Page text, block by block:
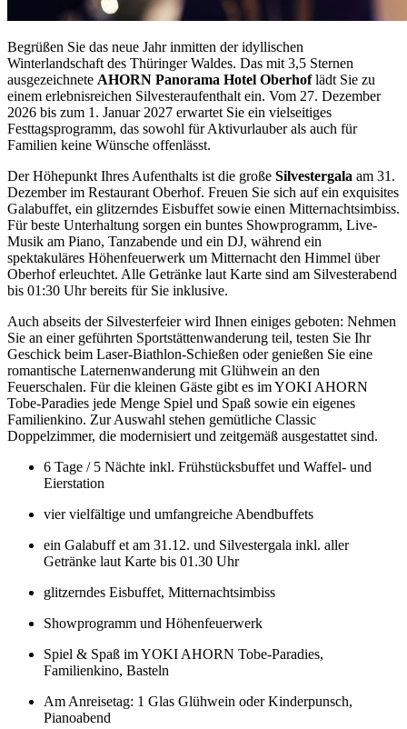
Begrüßen Sie das neue Jahr inmitten der idyllischen
Winterlandschaft des Thüringer Waldes. Das mit 3,5 Sternen
ausgezeichnete AHORN Panorama Hotel Oberhoflädt Sie zu
einem erlebnisreichen Silvesteraufenthalt ein. Vom 27. Dezember
2026 bis zum 1. Januar 2027 erwartet Sie ein vielseitiges
Festtagsprogramm, das sowohl für Aktivurlauber als auch für
Familien keine Wünsche offenlässt.
Der Höhepunkt Ihres Aufenthalts ist die große Silvestergala am 31.
Dezember im Restaurant Oberhof. Freuen Sie sich auf ein exquisites
Galabuffet, ein glitzerndes Eisbuffet sowie einen Mitternachtsimbiss.
Für beste Unterhaltung sorgen ein buntes Showprogramm, Live-
Musik am Piano, Tanzabende und ein DJ, während ein
spektakuläres Höhenfeuerwerk um Mitternacht den Himmel über
Oberhof erleuchtet. Alle Getränke laut Karte sind am Silvesterabend
bis 01:30 Uhr bereits für Sie inklusive.
Auch abseits der Silvesterfeier wird Ihnen einiges geboten: Nehmen
Sie an einer geführten Sportstättenwanderung teil, testen Sie Ihr
Geschick beim Laser-Biathlon-Schießen oder genießen Sie eine
romantische Laternenwanderung mit Glühwein an den
Feuerschalen. Für die kleinen Gäste gibt es im YOKI AHORN
Tobe-Paradies jede Menge Spiel und Spaß sowie ein eigenes
Familienkino. Zur Auswahl stehen gemütliche Classic
Doppelzimmer, die modernisiert und zeitgemäß ausgestattet sind.
6 Tage / 5 Nächte inkl. Frühstücksbuffet und Waffel- und
Eierstation
vier vielfältige und umfangreiche Abendbuffets
ein Galabuff et am 31.12. und Silvestergala inkl. aller
Getränke laut Karte bis 01.30 Uhr
glitzerndes Eisbuffet, Mitternachtsimbiss
Showprogramm und Höhenfeuerwerk
Spiel & Spaß im YOKI AHORN Tobe-Paradies,
Familienkino, Basteln
Am Anreisetag: 1 Glas Glühwein oder Kinderpunsch,
Pianoabend